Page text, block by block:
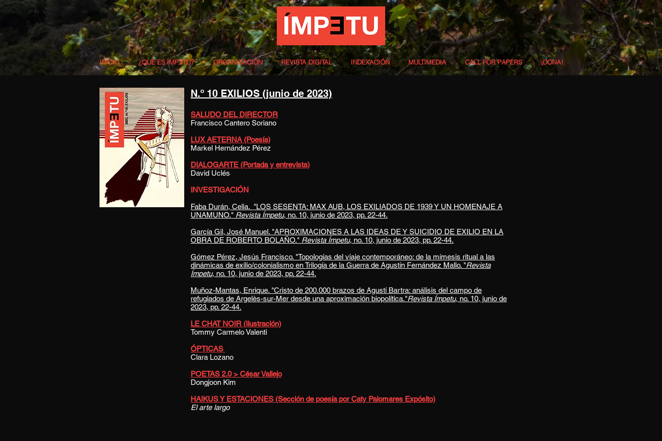
INICIO ¿QUÉ ES ÍMPƎTU? ORGANIZACIÓN REVISTA DIGITAL INDEXACIÓN MULTIMEDIA CALL FOR PAPERS ¡DONA!
N.º 10 EXILIOS (junio de 2023)
SALUDO DEL DIRECTOR
Francisco Cantero Soriano
LUX AETERNA (Poesía)
Markel Hernández Pérez
DIALOGARTE (Portada y entrevista)
David Uclés
INVESTIGACIÓN
Faba Durán, Celia. "LOS SESENTA: MAX AUB, LOS EXILIADOS DE 1939 Y UN HOMENAJE A
UNAMUNO." Revista Ímpetu, no. 10, junio de 2023, pp. 22-44.
García Gil, José Manuel. "APROXIMACIONES A LAS IDEAS DE Y SUICIDIO DE EXILIO EN LA
OBRA DE ROBERTO BOLAÑO." Revista Ímpetu, no. 10, junio de 2023, pp. 22-44.
Gómez Pérez, Jesús Francisco. "Topologías del viaje contemporáneo: de la mímesis ritual a las
dinámicas de exilio/colonialismo en Trilogía de la Guerra de Agustín Fernández Mallo. "Revista
Ímpetu, no. 10, junio de 2023, pp. 22-44.
Muñoz-Mantas, Enrique. "Cristo de 200.000 brazos de Agustí Bartra: análisis del campo de
refugiados de Argelès-sur-Mer desde una aproximación biopolítica."Revista Ímpetu, no. 10, junio de
2023, pp. 22-44.
LE CHAT NOIR (Ilustración)
Tommy Carmelo Valenti
ÓPTICAS
Clara Lozano
POETAS 2.0 > César Vallejo
Dongjoon Kim
HAIKUS Y ESTACIONES (Sección de poesía por Caty Palomares Expósito)
El arte largo